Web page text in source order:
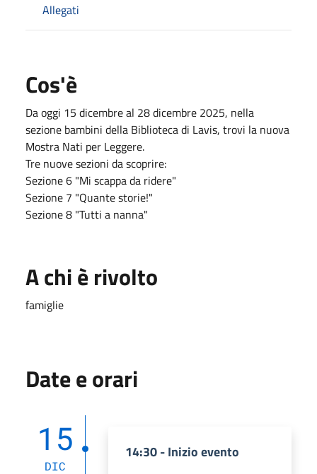
Allegati
Cos'è
Da oggi 15 dicembre al 28 dicembre 2025, nella
sezione bambini della Biblioteca di Lavis, trovi la nuova
Mostra Nati per Leggere.
Tre nuove sezioni da scoprire:
Sezione 6 "Mi scappa da ridere"
Sezione 7 "Quante storie!"
Sezione 8 "Tutti a nanna"
A chi è rivolto
famiglie
Date e orari
15
DIC
14:30 - Inizio evento